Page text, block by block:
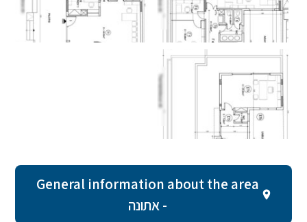
General information about the area
- אתונה